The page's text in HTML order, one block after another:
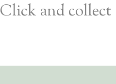
Click and collect